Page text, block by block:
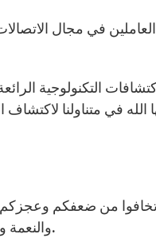
الله في متناولنا لاكتشاف
تخافوا من ضعفكم وعجزكم!
والنعمة ومحبة المسيح محافظين دوماً في هذه الحياة الفانية على فكرة الملكوت الأبدي” (رقم 14).